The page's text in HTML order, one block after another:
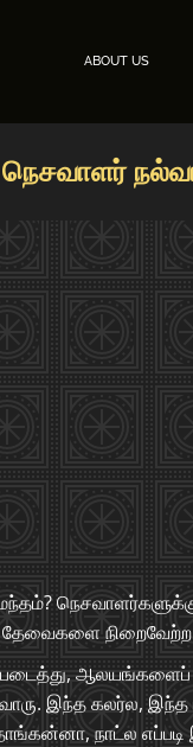
ABOUT US
நெசவாளர்
நிறைவேற்ற
ஆலயங்களைப்
இந்த கலர்ல,
நாட்ல எப்படி